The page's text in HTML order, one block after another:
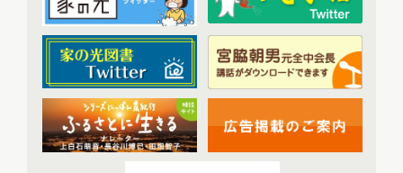
2024年配信(70)
2024年1月配信
2024年2月配信(7)
2024年4月配信(6)
2024年5月配信(6)